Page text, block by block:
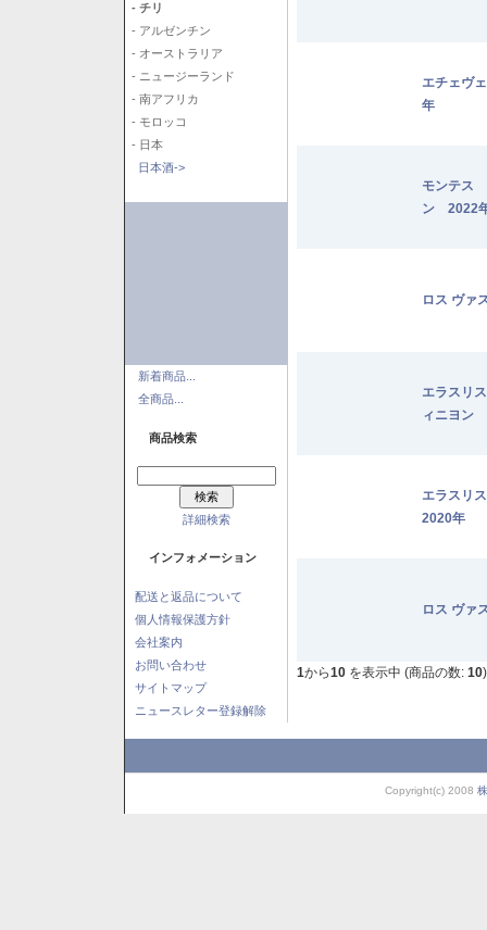
- チリ
- アルゼンチン
- オーストラリア
- ニュージーランド
- 南アフリカ
- モロッコ
- 日本
日本酒->
新着商品...
全商品...
商品検索
詳細検索
インフォメーション
配送と返品について
個人情報保護方針
会社案内
お問い合わせ
サイトマップ
ニュースレター登録解除
エチェヴ
年
モンテス
ン 2022
ロス ヴァ
エラスリ
ィニヨン
エラスリ
2020年
ロス ヴァ
1から10 を表示中 (商品の数: 10)
Copyright(c) 2008